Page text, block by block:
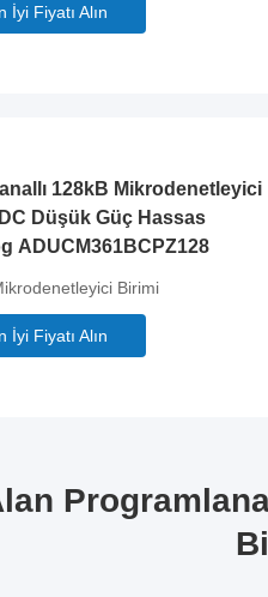
İyi Fiyatı Alın
128kB Mikrodenetleyici
Düşük Güç Hassas
ADUCM361BCPZ128
Birimi
İyi Fiyatı Alın